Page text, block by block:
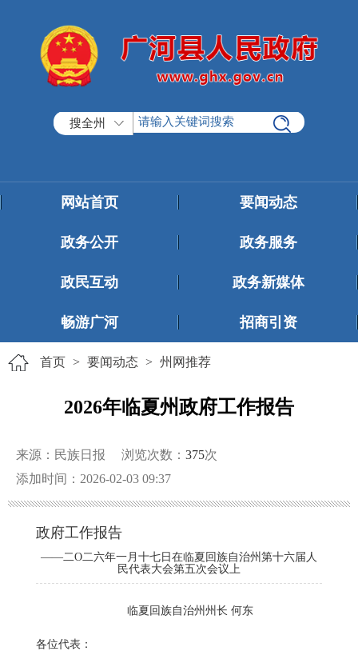
搜全州
网站首页 要闻动态
政务公开 政务服务
政民互动 政务新媒体
畅游广河 招商引资
首页 > 要闻动态 > 州网推荐
2026年临夏州政府工作报告
来源：民族日报 浏览次数： 375次
添加时间：2026-02-03 09:37
政府工作报告
——二O二六年一月十七日在临夏回族自治州第十六届人
民代表大会第五次会议上
临夏回族自治州州长 何东
各位代表：